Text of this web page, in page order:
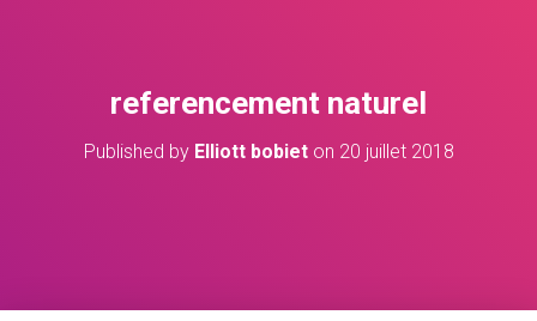
referencement naturel
Published by Elliott bobieton 20 juillet 2018